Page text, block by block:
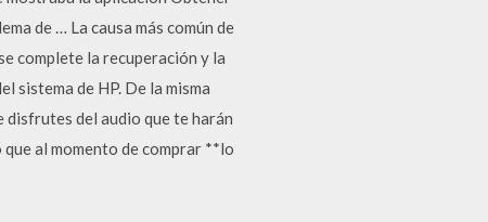
de … La causa más común de
complete la recuperación y la
sistema de HP. De la misma
disfrutes del audio que te harán
al momento de comprar **lo